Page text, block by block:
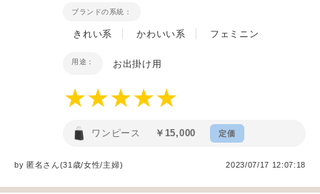
ブランドの系統：
きれい系 かわいい系 フェミニン
用途： お出掛け用
ワンピース ￥15,000 定価
by匿名さん(31歳/女性/主婦) 2023/07/17 12:07:18